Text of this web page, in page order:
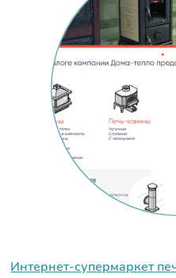
Интернет-супермаркет